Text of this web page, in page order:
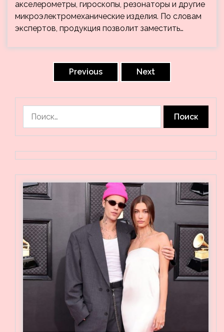
акселерометры, гироскопы, резонаторы и другие
микроэлектромеханические изделия. По словам
экспертов, продукция позволит заместить…
Previous Next